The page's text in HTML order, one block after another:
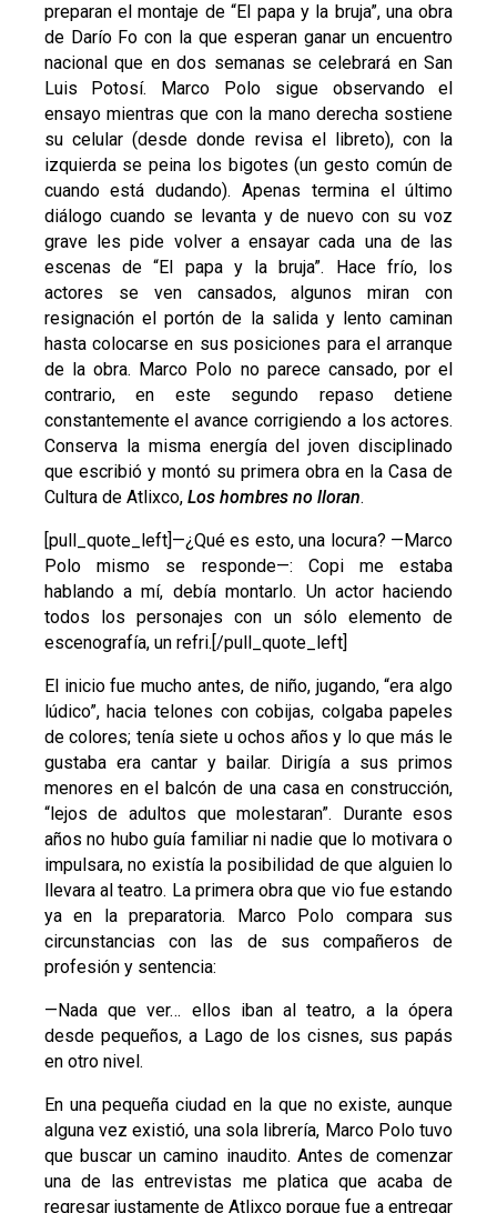
preparan el montaje de “El papa y la bruja”, una obra
de Darío Fo con la que esperan ganar un encuentro
nacional que en dos semanas se celebrará en San
Luis Potosí. Marco Polo sigue observando el
ensayo mientras que con la mano derecha sostiene
su celular (desde donde revisa el libreto), con la
izquierda se peina los bigotes (un gesto común de
cuando está dudando). Apenas termina el último
diálogo cuando se levanta y de nuevo con su voz
grave les pide volver a ensayar cada una de las
escenas de “El papa y la bruja”. Hace frío, los
actores se ven cansados, algunos miran con
resignación el portón de la salida y lento caminan
hasta colocarse en sus posiciones para el arranque
de la obra. Marco Polo no parece cansado, por el
contrario, en este segundo repaso detiene
constantemente el avance corrigiendo a los actores.
Conserva la misma energía del joven disciplinado
que escribió y montó su primera obra en la Casa de
Cultura de Atlixco, Los hombres no lloran.
[pull_quote_left]—¿Qué es esto, una locura? —Marco
Polo mismo se responde—: Copi me estaba
hablando a mí, debía montarlo. Un actor haciendo
todos los personajes con un sólo elemento de
escenografía, un refri.[/pull_quote_left]
El inicio fue mucho antes, de niño, jugando, “era algo
lúdico”, hacia telones con cobijas, colgaba papeles
de colores; tenía siete u ochos años y lo que más le
gustaba era cantar y bailar. Dirigía a sus primos
menores en el balcón de una casa en construcción,
“lejos de adultos que molestaran”. Durante esos
años no hubo guía familiar ni nadie que lo motivara o
impulsara, no existía la posibilidad de que alguien lo
llevara al teatro. La primera obra que vio fue estando
ya en la preparatoria. Marco Polo compara sus
circunstancias con las de sus compañeros de
profesión y sentencia:
—Nada que ver… ellos iban al teatro, a la ópera
desde pequeños, a Lago de los cisnes, sus papás
en otro nivel.
En una pequeña ciudad en la que no existe, aunque
alguna vez existió, una sola librería, Marco Polo tuvo
que buscar un camino inaudito. Antes de comenzar
una de las entrevistas me platica que acaba de
regresar justamente de Atlixco porque fue a entregar